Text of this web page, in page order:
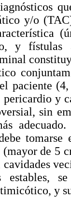
y/o
y fístulas
paciente
pericardio y
sin
(mayor de
estables,
y